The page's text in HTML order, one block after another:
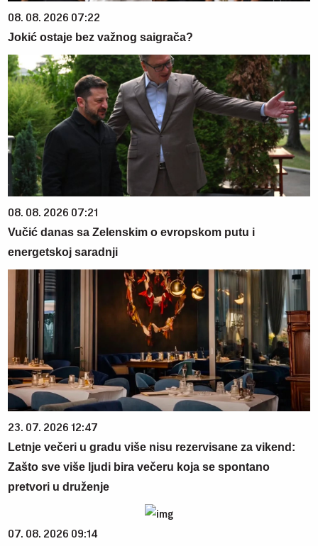
08. 08. 2026 07:22
Jokić ostaje bez važnog saigrača?
08. 08. 2026 07:21
Vučić danas sa Zelenskim o evropskom putu i
energetskoj saradnji
23. 07. 2026 12:47
Letnje večeri u gradu više nisu rezervisane za vikend:
Zašto sve više ljudi bira večeru koja se spontano
pretvori u druženje
07. 08. 2026 09:14